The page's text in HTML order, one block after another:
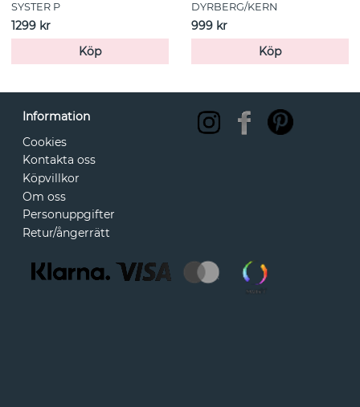
SYSTER P
1299 kr
Köp
DYRBERG/KERN
999 kr
Köp
Information
Cookies
Kontakta oss
Köpvillkor
Om oss
Personuppgifter
Retur/ångerrätt